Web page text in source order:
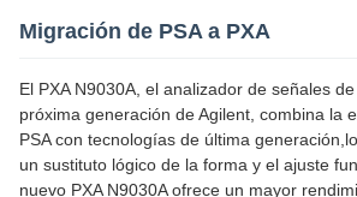
Migración de PSA a PXA
El PXA N9030A, el analizador de señales
próxima generación de Agilent, combina la
PSA con tecnologías de última
un sustituto lógico de la forma y el ajuste
nuevo PXA N9030A ofrece un mayor